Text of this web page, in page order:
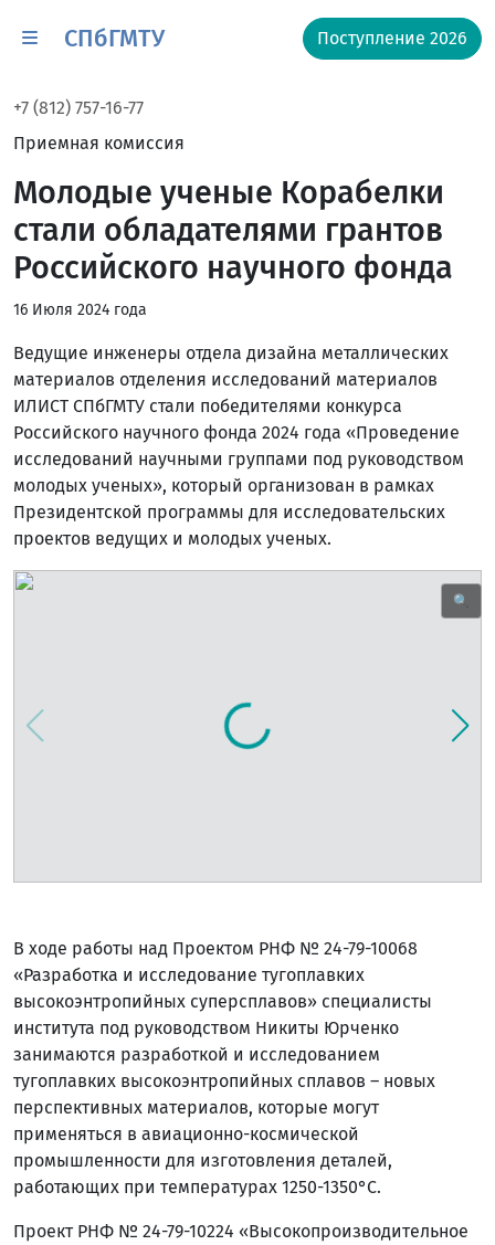
СПбГМТУ Поступление 2026
+7 (812) 757-16-77
Приемная комиссия
Молодые ученые Корабелки
стали обладателями грантов
Российского научного фонда
16 Июля 2024 года
Ведущие инженеры отдела дизайна металлических
материалов отделения исследований материалов
ИЛИСТ СПбГМТУ стали победителями конкурса
Российского научного фонда 2024 года «Проведение
исследований научными группами под руководством
молодых ученых», который организован в рамках
Президентской программы для исследовательских
проектов ведущих и молодых ученых.
🔍
В ходе работы над Проектом РНФ № 24-79-10068
«Разработка и исследование тугоплавких
высокоэнтропийных суперсплавов» специалисты
института под руководством Никиты Юрченко
занимаются разработкой и исследованием
тугоплавких высокоэнтропийных сплавов – новых
перспективных материалов, которые могут
применяться в авиационно-космической
промышленности для изготовления деталей,
работающих при температурах 1250-1350°С.
Проект РНФ № 24-79-10224 «Высокопроизводительное